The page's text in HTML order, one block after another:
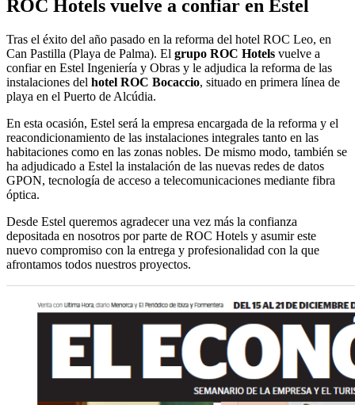
ROC Hotels vuelve a confiar en Estel
Tras el éxito del año pasado en la reforma del hotel ROC Leo, en
Can Pastilla (Playa de Palma). El grupo ROC Hotels vuelve a
confiar en Estel Ingeniería y Obras y le adjudica la reforma de las
instalaciones del hotel ROC Bocaccio, situado en primera línea de
playa en el Puerto de Alcúdia.
En esta ocasión, Estel será la empresa encargada de la reforma y el
reacondicionamiento de las instalaciones integrales tanto en las
habitaciones como en las zonas nobles. De mismo modo, también se
ha adjudicado a Estel la instalación de las nuevas redes de datos
GPON, tecnología de acceso a telecomunicaciones mediante fibra
óptica.
Desde Estel queremos agradecer una vez más la confianza
depositada en nosotros por parte de ROC Hotels y asumir este
nuevo compromiso con la entrega y profesionalidad con la que
afrontamos todos nuestros proyectos.